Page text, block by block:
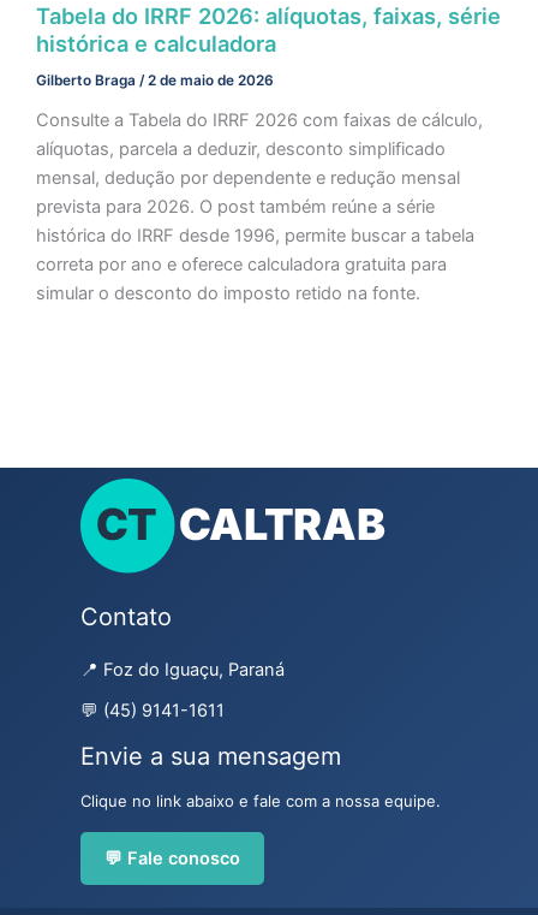
Tabela do IRRF 2026: alíquotas, faixas, série
histórica e calculadora
Gilberto Braga /2 de maio de 2026
Consulte a Tabela do IRRF 2026 com faixas de cálculo,
alíquotas, parcela a deduzir, desconto simplificado
mensal, dedução por dependente e redução mensal
prevista para 2026. O post também reúne a série
histórica do IRRF desde 1996, permite buscar a tabela
correta por ano e oferece calculadora gratuita para
simular o desconto do imposto retido na fonte.
Contato
📍 Foz do Iguaçu, Paraná
💬 (45) 9141-1611
Envie a sua mensagem
Clique no link abaixo e fale com a nossa equipe.
💬 Fale conosco